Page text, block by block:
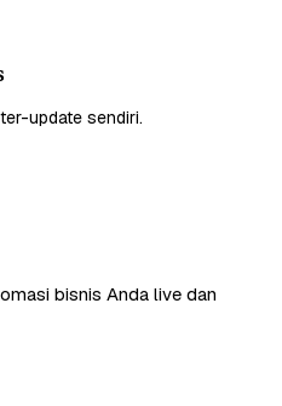
update sendiri.
bisnis Anda live dan